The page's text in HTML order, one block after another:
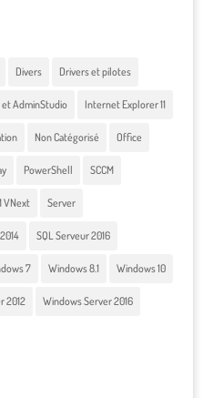
Divers Drivers et pilotes
AdminStudio Internet Explorer 11
Non Catégorisé Office
PowerShell SCCM
VNext Server
SQL Serveur 2016
7 Windows 8.1 Windows 10
2012 Windows Server 2016